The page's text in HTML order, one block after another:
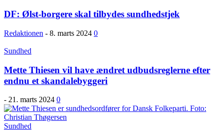
DF: Ølst-borgere skal tilbydes sundhedstjek
Redaktionen - 8. marts 2024 0
Sundhed
Mette Thiesen vil have ændret udbudsreglerne efter
endnu et skandalebyggeri
- 21. marts 2024 0
Sundhed